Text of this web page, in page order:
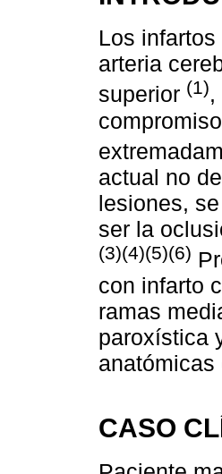
Los
arteria
superior (1),
actual no
lesiones,
ser la
(3)(4)(5)(6)
con infarto
ramas
paroxística
anatómicas
CASO